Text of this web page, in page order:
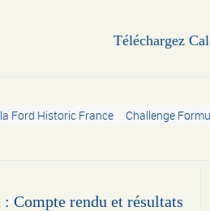
Téléchargez
Ford Historic France Challenge
Compte rendu et résultats